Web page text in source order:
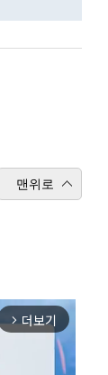
맨위로
arrow_forward_ios 더보기